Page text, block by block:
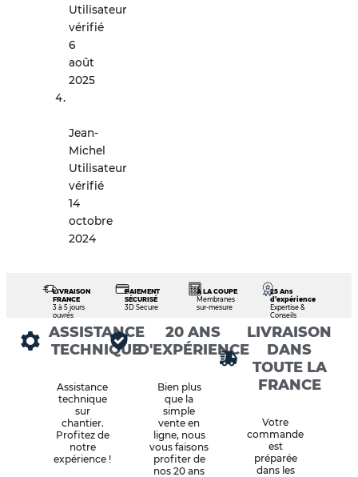
Utilisateur
vérifié
6
août
2025
Jean-
Michel
Utilisateur
vérifié
14
octobre
2024
LIVRAISON
FRANCE
3 à 5 jours
ouvrés
PAIEMENT
SÉCURISÉ
3D Secure
À LA COUPE
Membranes
sur-mesure
25 Ans
d’expérience
Expertise &
Conseils
ASSISTANCE
TECHNIQUE
Assistance
technique
sur
chantier.
Profitez de
notre
expérience !
20 ANS
D'EXPÉRIENCE
Bien plus
que la
simple
vente en
ligne, nous
vous faisons
profiter de
nos 20 ans
LIVRAISON
DANS
TOUTE LA
FRANCE
Votre
commande
est
préparée
dans les